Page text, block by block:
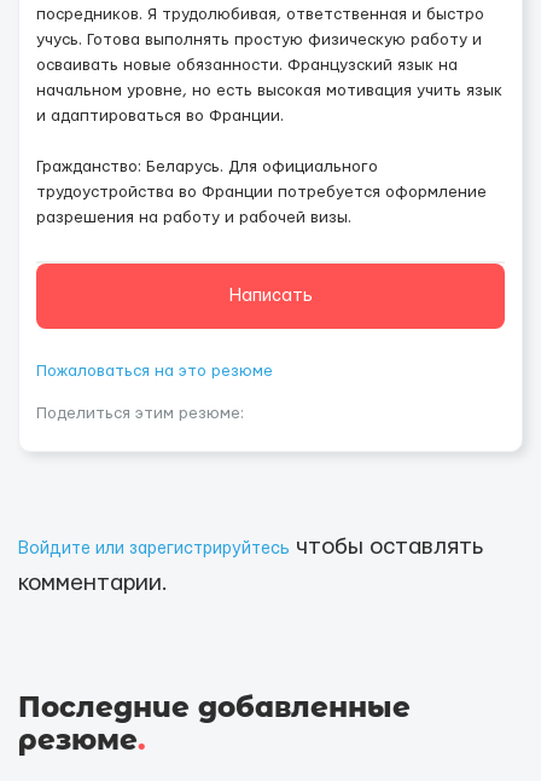
посредников. Я трудолюбивая, ответственная и быстро
учусь. Готова выполнять простую физическую работу и
осваивать новые обязанности. Французский язык на
начальном уровне, но есть высокая мотивация учить язык
и адаптироваться во Франции.
Гражданство: Беларусь. Для официального
трудоустройства во Франции потребуется оформление
разрешения на работу и рабочей визы.
Написать
Пожаловаться на это резюме
Поделиться этим резюме:
Войдите или зарегистрируйтесь чтобы оставлять
комментарии.
Последние добавленные
резюме.